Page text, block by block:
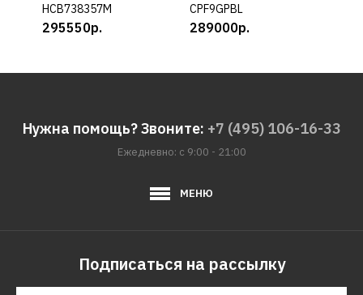
HCB738357M
295550р.
CPF9GPBL
289000р.
Нужна помощь? Звоните: +7 (495) 106-16-33
Ежедневно: с 9:00 - 21:00
МЕНЮ
Подписаться на рассылку